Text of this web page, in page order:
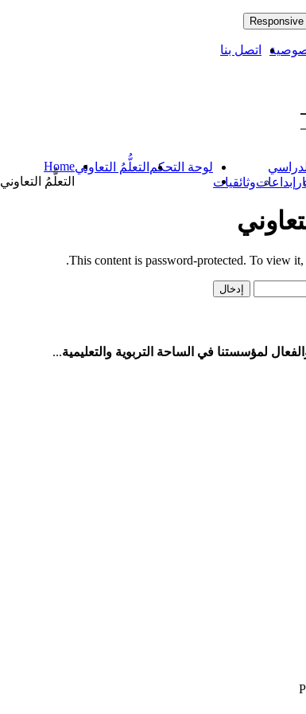
اتصل بنا
المستقبل
إبداعاتوثائقيات
لوحة التحكم التعلُّمُ التعاونيHome
التعلُّمُ التعاوني
This content is password-protected. To view it,
لمؤسستنا في الساحة التربوية والتعليمية...